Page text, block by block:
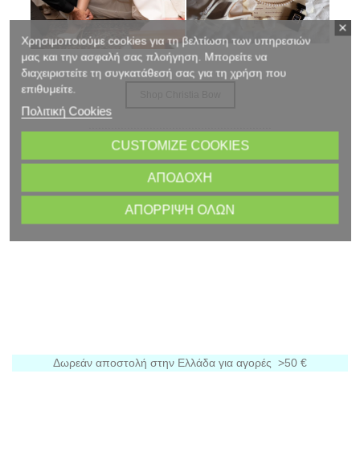
Shop Elvira
Δωρεάν αποστολή στην Ελλάδα για αγορές >50 €
Χρησιμοποιούμε cookies για τη βελτίωση των υπηρεσιών
μας και την ασφαλή σας πλοήγηση. Μπορείτε να
διαχειριστείτε τη συγκατάθεσή σας για τη χρήση που
επιθυμείτε.
Πολιτική Cookies
CUSTOMIZE COOKIES
ΑΠΌΡΡΙΨΗ ΌΛΩΝ
ΑΠΟΔΟΧΉ